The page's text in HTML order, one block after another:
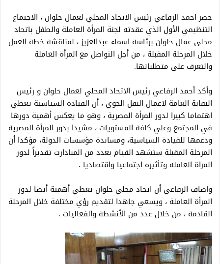
حضر احمد الرفاعي رئيس الاتحاد المحلي لعمال حلوان ، الاجتماع
التنظيمي الأول الذي عقدته لجنة المرأة العاملة والطفل باتحاد
محلى عمال حلوان برئاسة اسماء عبدالعزيز ، لمناقشة خطة العمل
خلال المرحلة المقبلة ، من أجل التواصل مع المرأة العاملة
والتعرف علي متطلباتها.
وأكد أحمد الرفاعي رئيس الاتحاد المحلي لعمال حلوان و رئيس
النقابة العامة لاعمال النقل الجوي ، أن القيادة السياسية تعطي
اهتماما كبيرا لدور المرأة المصرية ، وهو ما يعكس أهمية دورها
في المجتمع وعلي كافة المستويات ، مشيدا بدور المرأة المصرية
ودعمها للقيادة السياسية، ومساندة مؤسسات الدولة، مؤكدا أن
المرحلة المقبلة ستشهد القيام بعدد من المبادارت تقديراً لدور
المراة العاملة وتأثيره اجتماعيا واقتصاديا .
واضاف الرفاعي أن اتحاد محلي حلوان يعطي أهمية أيضا لدور
المرأة العاملة ، ويسعي جاهدا لتقديم رؤي مختلفة خلال المرحلة
القادمة ، من خلال عدد من الأنشطة والفعاليات .